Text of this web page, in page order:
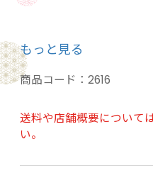
さらに、柑橘系のほ
ます。このウイスキー
り、ナチュラルカラー
フェノール値は、ウ
もっと見る
商品コード： 2616
送料や店舗概要について
い。